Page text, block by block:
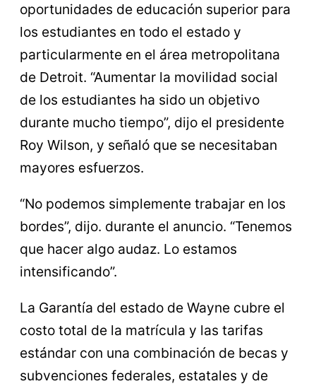
oportunidades de educación superior para
los estudiantes en todo el estado y
particularmente en el área metropolitana
de Detroit. “Aumentar la movilidad social
de los estudiantes ha sido un objetivo
durante mucho tiempo”, dijo el presidente
Roy Wilson, y señaló que se necesitaban
mayores esfuerzos.
“No podemos simplemente trabajar en los
bordes”, dijo. durante el anuncio. “Tenemos
que hacer algo audaz. Lo estamos
intensificando”.
La Garantía del estado de Wayne cubre el
costo total de la matrícula y las tarifas
estándar con una combinación de becas y
subvenciones federales, estatales y de